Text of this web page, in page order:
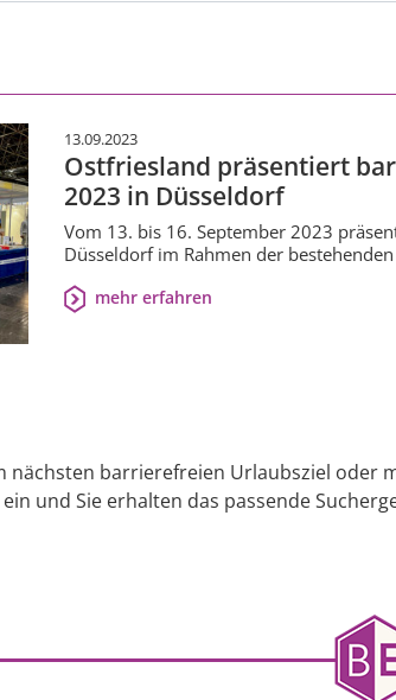
13.09.2023
Ostfriesland präsentiert
2023 in Düsseldorf
Vom 13. bis 16. September 2023
Düsseldorf im Rahmen der
mehr erfahren
nächsten barrierefreien Urlaubsziel oder
und Sie erhalten das passende